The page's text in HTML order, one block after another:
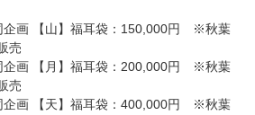
企画 【山】福耳袋：150,000円 ※秋葉
売
企画 【月】福耳袋：200,000円 ※秋葉
売
企画 【天】福耳袋：400,000円 ※秋葉